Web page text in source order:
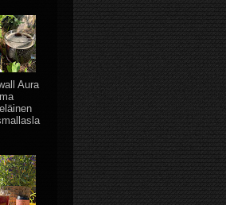
Aura